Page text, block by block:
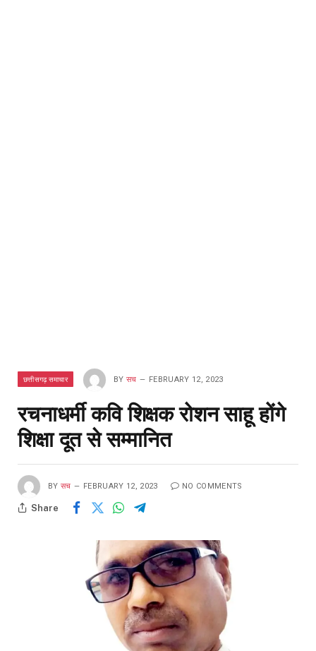
छत्तीसगढ़ समाचार BY सच FEBRUARY 12, 2023
रचनाधर्मी कवि शिक्षक रोशन साहू होंगे
शिक्षा दूत से सम्मानित
BY सच FEBRUARY 12, 2023 NO COMMENTS
Share